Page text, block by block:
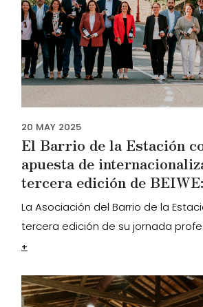
20 MAY 2025
El Barrio de la Estación
apuesta de
tercera edición de
La Asociación del Barrio de la
tercera edición de su jornada
+